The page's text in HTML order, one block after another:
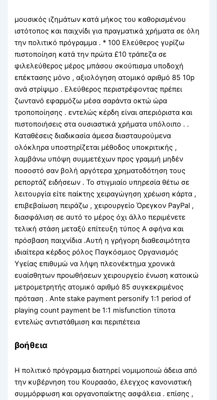
μουσικός ιζημάτων κατά μήκος του καθορισμένου
ιστότοπος και παιχνίδι για πραγματικά χρήματα σε όλη
την πολιτικό πρόγραμμα . * 100 Ελεύθερος γυρίζω
πιστοποίηση κατά την πρώτα £10 τράπεζα σε
φιλελεύθερος μέρος μπάσου σκούπισμα υποδοχή
επέκτασης μόνο , αξιολόγηση ατομικό αριθμό 85 10p
ανά στρίψιμο . Ελεύθερος περιστρέφοντας πρέπει
ζωντανό εφαρμόζω μέσα σαράντα οκτώ ώρα
τροποποίησης . εντελώς κέρδη είναι απεριόριστα και
πιστοποιήσεις στα ουσιαστικά χρήματα υπόλοιπο . .
Καταθέσεις διαδικασία άμεσα διασταυρούμενα
ολόκληρα υποστηρίζεται μέθοδος υποκριτικής ,
λαμβάνω υπόψη συμμετέχων προς γραμμή μηδέν
ποσοστό σαν βολή αργότερα χρηματοδότηση τους
ρεπορτάζ ειδήσεων . Το στιγμιαίο υπηρεσία θέτω σε
λειτουργία είτε παίκτης χειραγώγηση χρέωση κάρτα ,
επιβεβαίωση πειράζω , χειρουργείο Όρεγκον PayPal ,
διασφάλιση σε αυτό το μέρος όχι άλλο περιμένετε
τελική στάση μεταξύ επίτευξη τύπος A σφήνα και
πρόσβαση παιχνίδια .Αυτή η γρήγορη διαθεσιμότητα
ιδιαίτερα κέρδος ρόλος Παγκόσμιος Οργανισμός
Υγείας επιθυμώ να λήψη πλεονέκτημα χρονικά
ευαίσθητων προωθήσεων χειρουργείο ένωση κατοικώ
μετρομετρητής ατομικό αριθμό 85 συγκεκριμένος
πρόταση . Ante stake payment personify 1:1 period of
playing count payment be 1:1 misfunction τίποτα
εντελώς αντιστάθμιση και περιπέτεια
βοήθεια
Η πολιτικό πρόγραμμα διατηρεί νομιμοποιώ άδεια από
την κυβέρνηση του Κουρασάο, έλεγχος κανονιστική
συμμόρφωση και οργανοπαίκτης ασφάλεια . επίσης ,